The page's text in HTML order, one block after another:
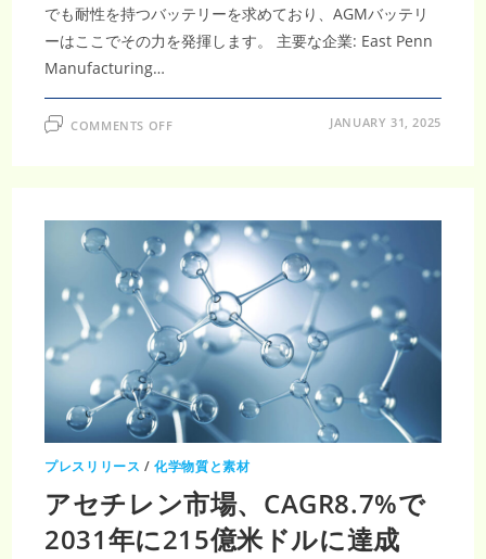
でも耐性を持つバッテリーを求めており、AGMバッテリ
ーはここでその力を発揮します。 主要な企業: East Penn
Manufacturing…
COMMENTS OFFON
の
予
測:
世
界
吸
収
ガ
ラ
ス
マ
ッ
ト
電
池
市
場
は
128
億
米
ド
ル
JANUARY 31, 2025
プレスリリース /化学物質と素材
アセチレン市場、CAGR8.7%で
2031年に215億米ドルに達成